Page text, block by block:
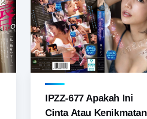
IPZZ-677 Apakah Ini
Cinta Atau Kenikmatan